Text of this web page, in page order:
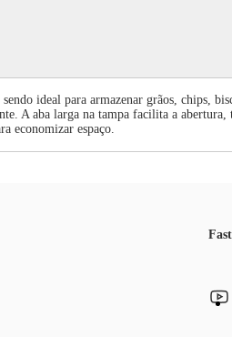
ideal para armazenar grãos, chips,
A aba larga na tampa facilita a abertura,
economizar espaço.